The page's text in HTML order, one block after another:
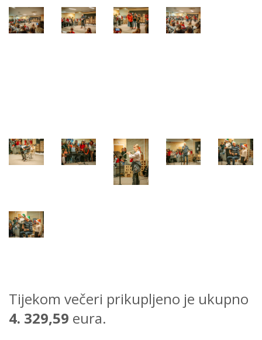
Tijekom večeri prikupljeno je ukupno
4. 329,59 eura.